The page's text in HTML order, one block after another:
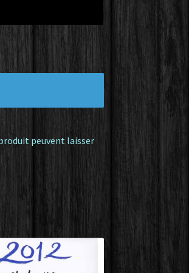
peuvent laisser